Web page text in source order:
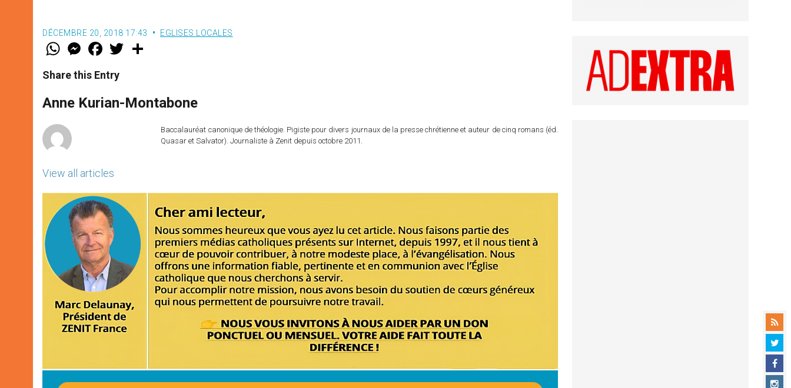
DÉCEMBRE 20, 2018 17:43 EGLISES LOCALES
W
t
s
p
p
M
e
s
e
g
e
F
a
e
b
o
k
w
r
Share this Entry
Anne Kurian-Montabone
View all articles
Baccalauréat canonique de théologie. Pigiste pour divers journaux de la presse chrétienne et auteur de cinq romans (éd.
Quasar et Salvator). Journaliste à Zenit depuis octobre 2011.